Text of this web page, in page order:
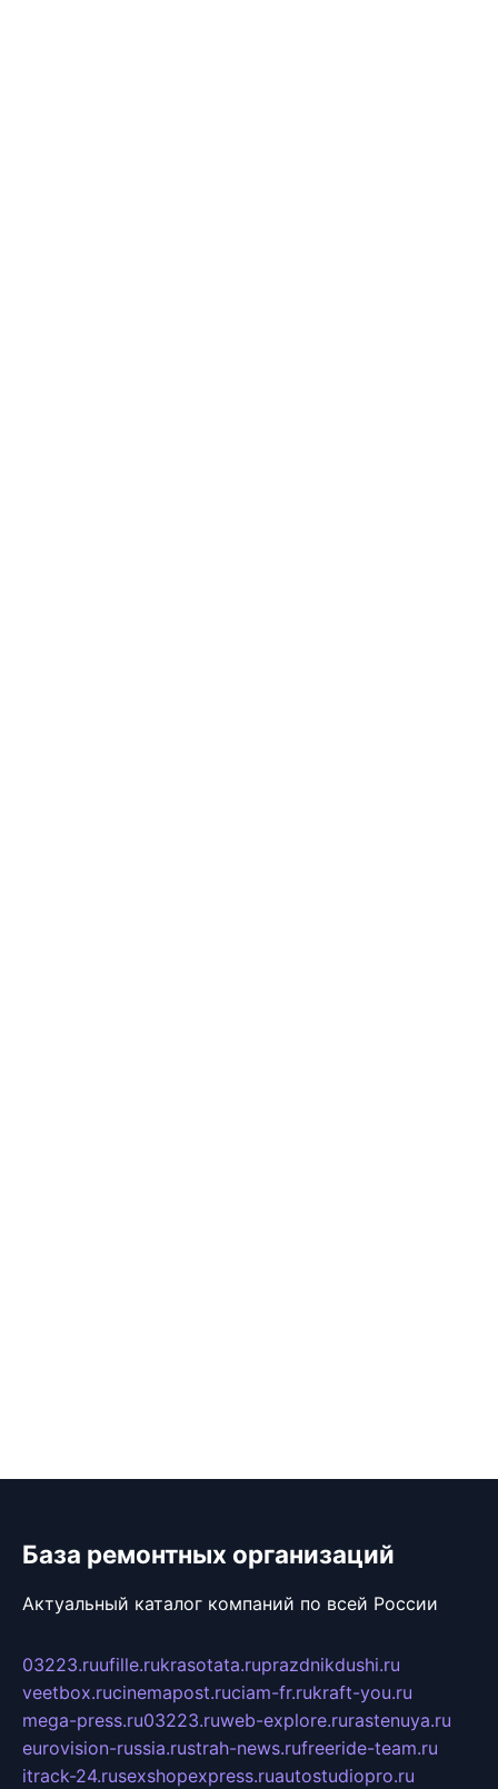
База ремонтных организаций
Актуальный каталог компаний по всей России
03223.ruufille.rukrasotata.ruprazdnikdushi.ru
veetbox.rucinemapost.ruciam-fr.rukraft-you.ru
mega-press.ru03223.ruweb-explore.rurastenuya.ru
eurovision-russia.rustrah-news.rufreeride-team.ru
itrack-24.rusexshopexpress.ruautostudiopro.ru